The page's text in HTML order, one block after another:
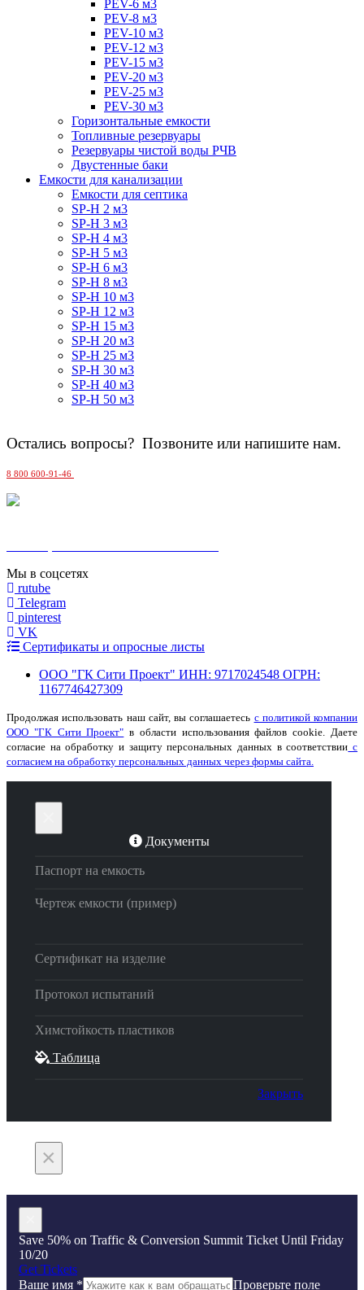
PEV-6 м3
PEV-8 м3
PEV-10 м3
PEV-12 м3
PEV-15 м3
PEV-20 м3
PEV-25 м3
PEV-30 м3
Горизонтальные емкости
Топливные резервуары
Резервуары чистой воды РЧВ
Двустенные баки
Емкости для канализации
Емкости для септика
SP-H 2 м3
SP-H 3 м3
SP-H 4 м3
SP-H 5 м3
SP-H 6 м3
SP-H 8 м3
SP-H 10 м3
SP-H 12 м3
SP-H 15 м3
SP-H 20 м3
SP-H 25 м3
SP-H 30 м3
SP-H 40 м3
SP-H 50 м3
Остались вопросы? Позвоните или напишите нам.
8 800 600-91-46
Мы в соцсетях
rutube
Telegram
pinterest
VK
Сертификаты и опросные листы
ООО "ГК Сити Проект" ИНН: 9717024548 ОГРН:
1167746427309
Продолжая использовать наш сайт, вы соглашаетесь с политикой компании
ООО "ГК Сити Проект" в области использования файлов cookie. Даете
согласие на обработку и защиту персональных данных в соответствии с
согласием на обработку персональных данных через формы сайта.
Документы
Паспорт на емкость
Чертеж емкости (пример)
Сертификат на изделие
Протокол испытаний
Химстойкость пластиков
Таблица
Закрыть
×
Save 50% on Traffic & Conversion Summit Ticket Until Friday
10/20
Get Tickets
Ваше имя * Проверьте поле